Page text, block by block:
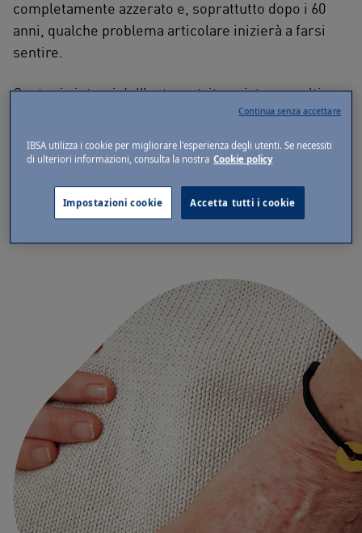
completamente azzerato e, soprattutto dopo i 60
anni, qualche problema articolare inizierà a farsi
sentire.
Contro i sintomi dell’osteoartrite esistono molti
farmaci e terapie (fisioterapia, chirurgia,
riabilitazione funzionale ecc.), in grado di alleviare il
dolore e l’infiammazione presenti durante gli
la qualità di vita globale.
IBSA utilizza i cookie per migliorare l'esperienza degli utenti. Se necessiti
di ulteriori informazioni, consulta la nostra Cookie policy
Accetta tutti i cookie
Impostazioni cookie
Continua senza accettare